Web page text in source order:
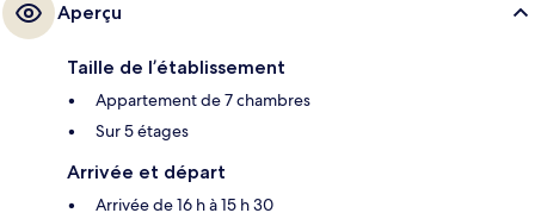
Aperçu
Taille de l’établissement
Appartement de 7 chambres
Sur 5 étages
Arrivée et départ
Arrivée de 16 h à 15 h 30